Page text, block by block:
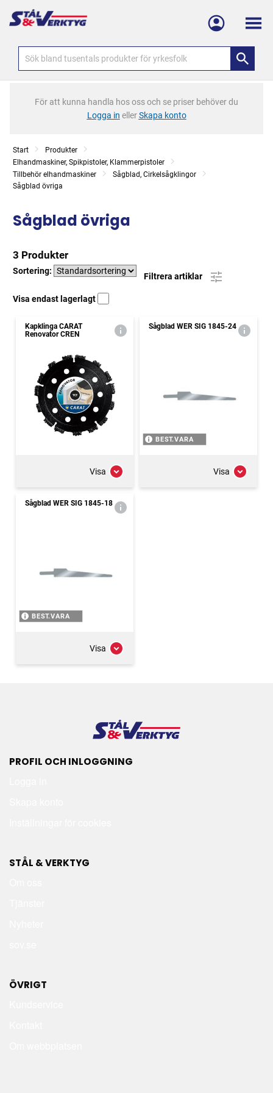
Meny
För att kunna handla hos oss och se priser behöver du
Logga in ellerSkapa konto
Start
Produkter
Elhandmaskiner, Spikpistoler, Klammerpistoler
Tillbehör elhandmaskiner
Sågblad, Cirkelsågklingor
Sågblad övriga
Sågblad övriga
3 Produkter
Sortering:
Filtrera artiklar
Visa endast lagerlagt
Kapklinga CARAT
Renovator CREN
Visa
Sågblad WER SIG 1845-24
BEST.VARA
Visa
Sågblad WER SIG 1845-18
BEST.VARA
Visa
PROFIL OCH INLOGGNING
STÅL & VERKTYG
ÖVRIGT